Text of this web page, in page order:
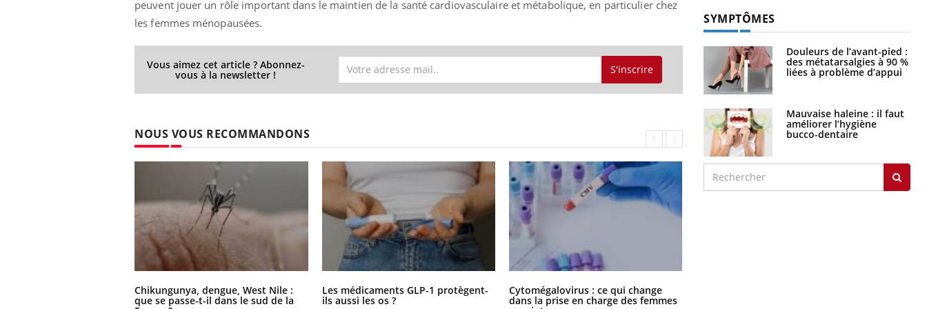
peuvent jouer un rôle important dans le maintien de la santé cardiovasculaire et métabolique, en particulier chez
les femmes ménopausées.
Vous aimez cet article ? Abonnez-
vous à la newsletter ! S'inscrire
NOUS VOUS RECOMMANDONS
Chikungunya, dengue, West Nile :
que se passe-t-il dans le sud de la
Les médicaments GLP-1 protègent-
ils aussi les os ?
Cytomégalovirus : ce qui change
dans la prise en charge des femmes
SYMPTÔMES
Douleurs de l’avant-pied :
des métatarsalgies à 90 %
liées à problème d’appui
Mauvaise haleine : il faut
améliorer l’hygiène
bucco-dentaire